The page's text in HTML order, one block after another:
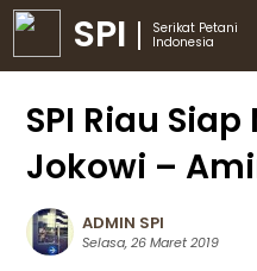
SPI
Serikat Petani
Indonesia
SPI Riau
Jokowi –
ADMIN SPI
Selasa, 26 Maret 2019